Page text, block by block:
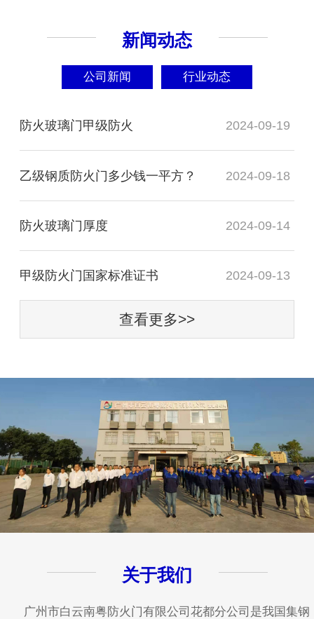
新闻动态
公司新闻 行业动态
防火玻璃门甲级防火 2024-09-19
乙级钢质防火门多少钱一平方？ 2024-09-18
防火玻璃门厚度 2024-09-14
甲级防火门国家标准证书 2024-09-13
查看更多>>
关于我们
广州市白云南粤防火门有限公司花都分公司是我国集钢